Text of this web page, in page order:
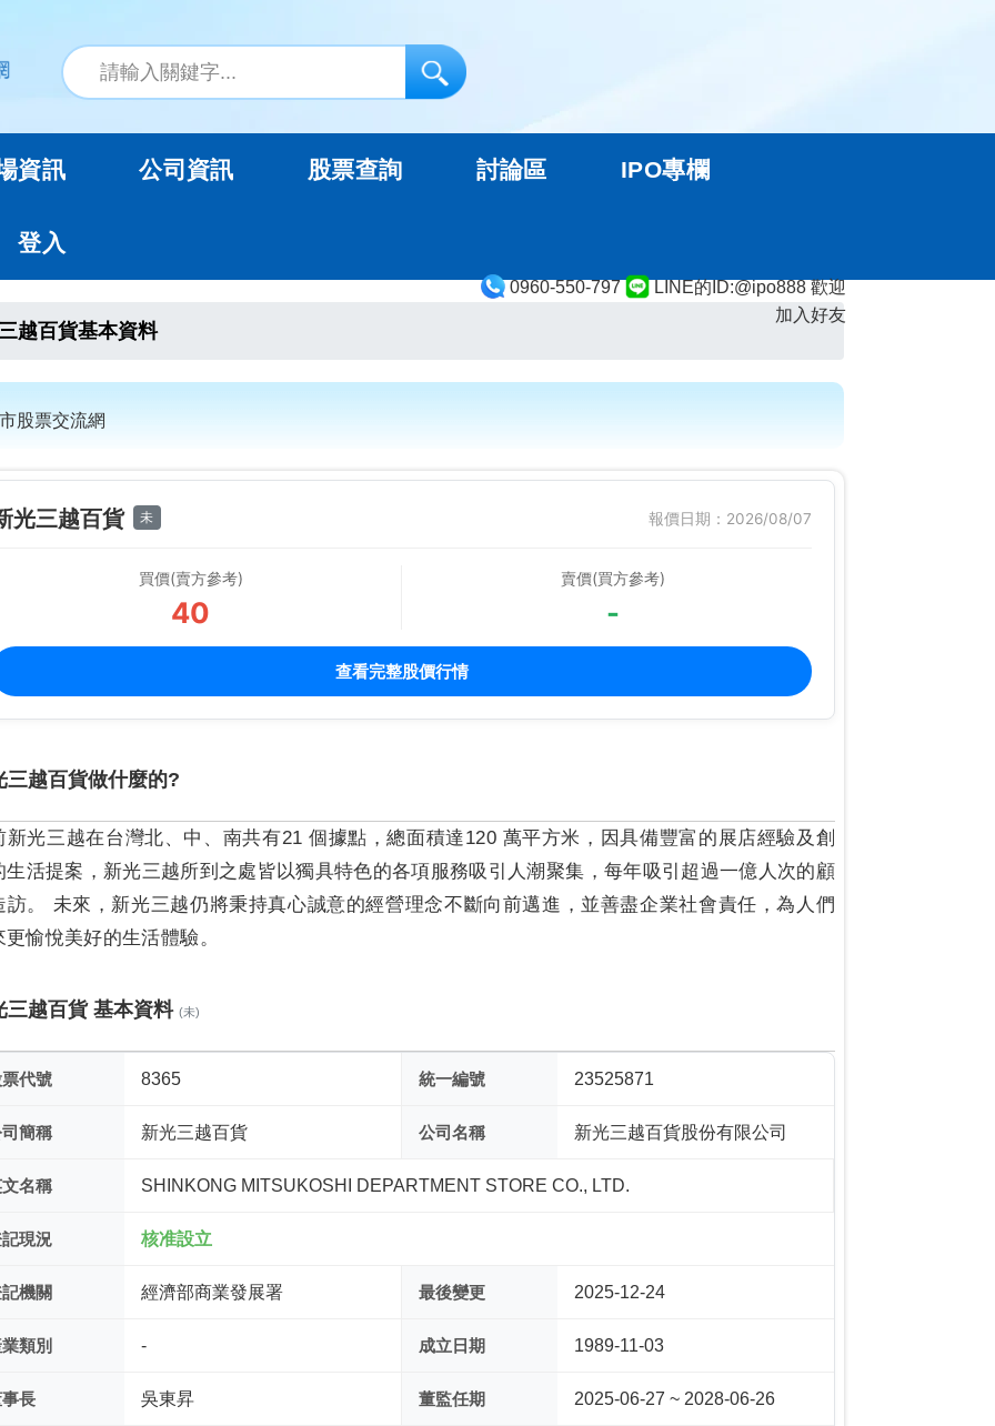
0960-550-797
LINE的ID:@ipo888 歡迎
加入好友
資訊 公司資訊 股票查詢 討論區 IPO專欄
登入
越百貨基本資料
股票交流網
光三越百貨 未 報價日期：2026/08/07
買價(賣方參考)
40
賣價(買方參考)
-
查看完整股價行情
三越百貨做什麼的?
新光三越在台灣北、中、南共有21 個據點，總面積達120 萬平方米，因具備豐富的展店經驗及創
生活提案，新光三越所到之處皆以獨具特色的各項服務吸引人潮聚集，每年吸引超過一億人次的顧
訪。 未來，新光三越仍將秉持真心誠意的經營理念不斷向前邁進，並善盡企業社會責任，為人們
更愉悅美好的生活體驗。
三越百貨 基本資料(未)
代號 8365 統一編號 23525871
簡稱 新光三越百貨 公司名稱 新光三越百貨股份有限公司
名稱 SHINKONG MITSUKOSHI DEPARTMENT STORE CO., LTD.
現況 核准設立
機關 經濟部商業發展署 最後變更 2025-12-24
類別 - 成立日期 1989-11-03
長 吳東昇 董監任期 2025-06-27 ~ 2028-06-26